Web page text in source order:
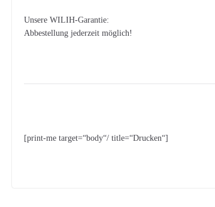
Unsere WILIH-Garantie:
Abbestellung jederzeit möglich!
[print-me target=“body“/ title=“Drucken“]